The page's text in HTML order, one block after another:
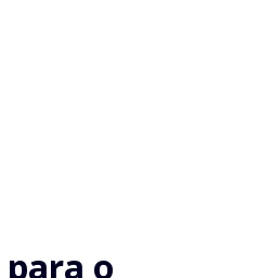
para o